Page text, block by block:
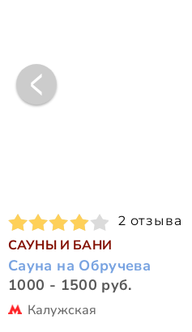
2 отзыва
САУНЫ И БАНИ
Сауна на Обручева
1000 - 1500 руб.
Калужская